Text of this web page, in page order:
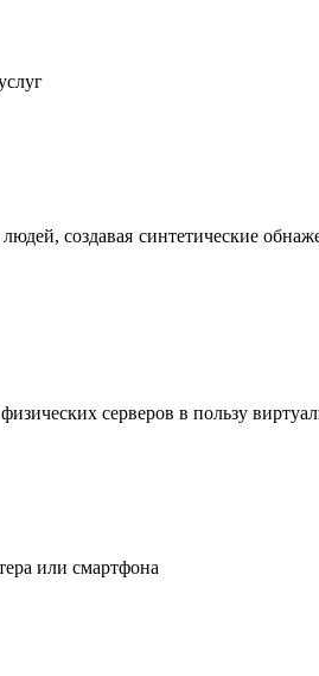
создавая синтетические
серверов в пользу
или смартфона